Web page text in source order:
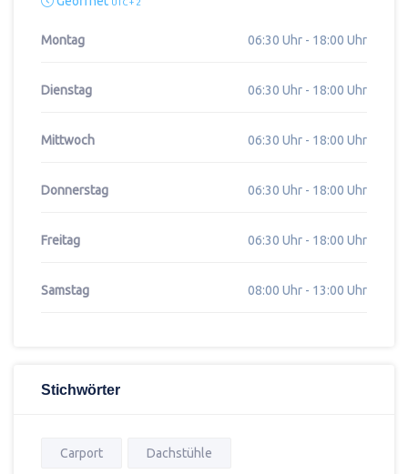
UTC + 2
Montag 06:30 Uhr - 18:00 Uhr
Dienstag 06:30 Uhr - 18:00 Uhr
Mittwoch 06:30 Uhr - 18:00 Uhr
Donnerstag 06:30 Uhr - 18:00 Uhr
Freitag 06:30 Uhr - 18:00 Uhr
Samstag 08:00 Uhr - 13:00 Uhr
Stichwörter
Carport Dachstühle